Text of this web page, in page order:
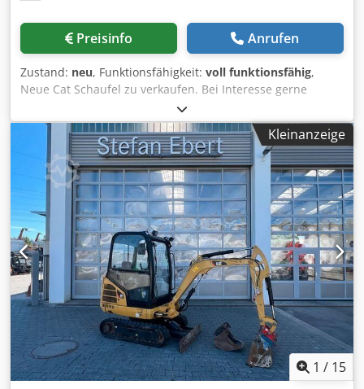
Preisinfo Anrufen
Zustand: neu, Funktionsfähigkeit: voll funktionsfähig,
Neue Cat Schaufel zu verkaufen. Bei Interesse gerne
schreiben Csdpjwzu Apofx Ag Isrf
Kleinanzeige
1 / 15